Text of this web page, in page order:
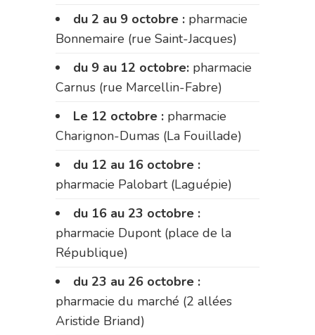
du 2 au 9 octobre : pharmacie
Bonnemaire (rue Saint-Jacques)
du 9 au 12 octobre: pharmacie
Carnus (rue Marcellin-Fabre)
Le 12 octobre : pharmacie
Charignon-Dumas (La Fouillade)
du 12 au 16 octobre :
pharmacie Palobart (Laguépie)
du 16 au 23 octobre :
pharmacie Dupont (place de la
République)
du 23 au 26 octobre :
pharmacie du marché (2 allées
Aristide Briand)